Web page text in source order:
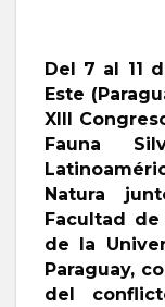
Del 7 al 11
Este
XIII
Fauna
Natura
Facultad de
de la
Paraguay,
del